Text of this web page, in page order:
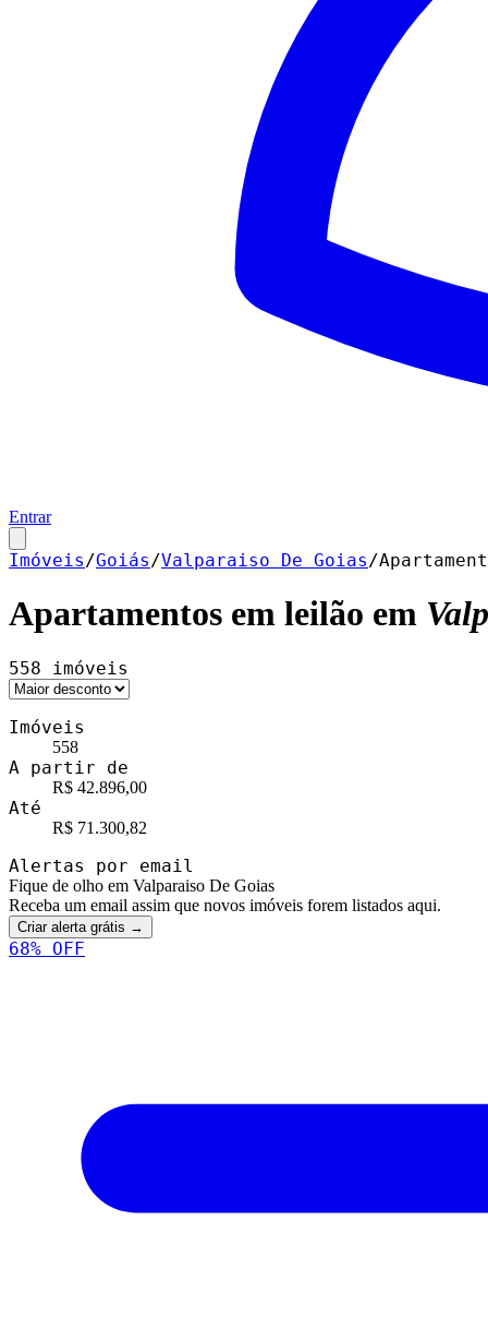
Entrar
Imóveis/Goiás/Valparaiso De Goias/
Apartamentos em leilão em
558 imóveis
Imóveis
558
A partir de
R$ 42.896,00
Até
R$ 71.300,82
Alertas por email
Fique de olho em Valparaiso De Goias
Receba um email assim que novos imóveis forem listados aqui.
Criar alerta grátis →
68% OFF